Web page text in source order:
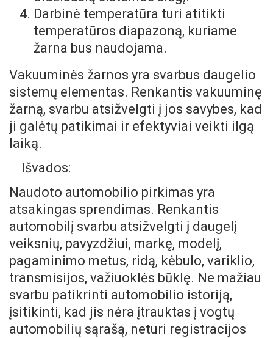
Darbinė temperatūra turi atitikti
temperatūros diapazoną, kuriame
žarna bus naudojama.
Vakuuminės žarnos yra svarbus daugelio
sistemų elementas. Renkantis vakuuminę
žarną, svarbu atsižvelgti į jos savybes, kad
ji galėtų patikimai ir efektyviai veikti ilgą
laiką.
Išvados:
Naudoto automobilio pirkimas yra
atsakingas sprendimas. Renkantis
automobilį svarbu atsižvelgti į daugelį
veiksnių, pavyzdžiui, markę, modelį,
pagaminimo metus, ridą, kėbulo, variklio,
transmisijos, važiuoklės būklę. Ne mažiau
svarbu patikrinti automobilio istoriją,
įsitikinti, kad jis nėra įtrauktas į vogtų
automobilių sąrašą, neturi registracijos